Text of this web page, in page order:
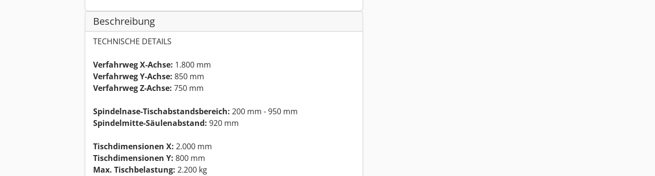
Beschreibung
TECHNISCHE DETAILS
Verfahrweg X-Achse: 1.800 mm
Verfahrweg Y-Achse: 850 mm
Verfahrweg Z-Achse: 750 mm
Spindelnase-Tischabstandsbereich: 200 mm - 950 mm
Spindelmitte-Säulenabstand: 920 mm
Tischdimensionen X: 2.000 mm
Tischdimensionen Y: 800 mm
Max. Tischbelastung: 2.200 kg